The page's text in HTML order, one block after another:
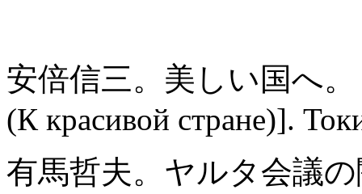
安倍信三。美しい国へ。
(К красивой стране)].
有馬哲夫。ヤルタ会議の